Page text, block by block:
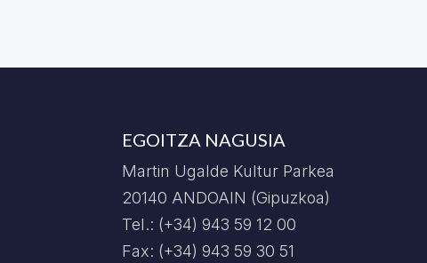
EGOITZA NAGUSIA
Martin Ugalde Kultur Parkea
20140 ANDOAIN (Gipuzkoa)
Tel.: (+34) 943 59 12 00
Fax: (+34) 943 59 30 51